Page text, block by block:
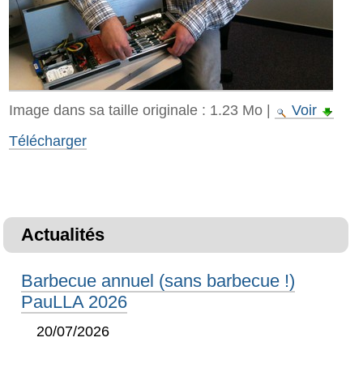
Image dans sa taille originale : 1.23 Mo|
Voir
Télécharger
Actualités
Barbecue annuel (sans barbecue !)
PauLLA 2026
20/07/2026